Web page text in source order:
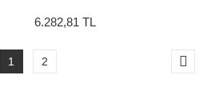
6.282,81 TL
1 2